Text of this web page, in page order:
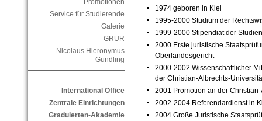
Promotionen
Service für Studierende
Galerie
GRUR
Nicolaus Hieronymus
Gundling
International Office
Zentrale Einrichtungen
Graduierten-Akademie
1974 geboren in Kiel
1995-2000 Studium der
1999-2000 Stipendiat der
2000 Erste juristische
Oberlandesgericht
2000-2002 Wissenschaftlicher
der Christian-Albrechts-
2001 Promotion an der
2002-2004 Referendardienst in
2004 Große Juristische